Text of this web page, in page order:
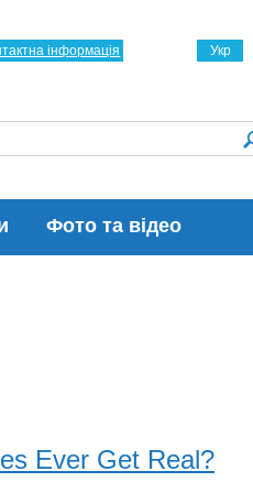
Фото та відео
Укр
інформація
Ever Get Real?